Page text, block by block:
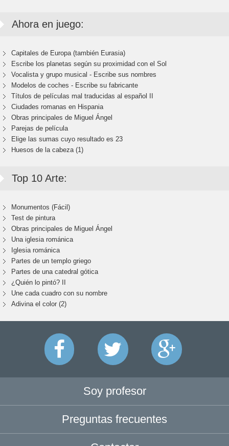
Ahora en juego:
Capitales de Europa (también Eurasia)
Escribe los planetas según su proximidad con el Sol
Vocalista y grupo musical - Escribe sus nombres
Modelos de coches - Escribe su fabricante
Títulos de películas mal traducidas al español II
Ciudades romanas en Hispania
Obras principales de Miguel Ángel
Parejas de película
Elige las sumas cuyo resultado es 23
Huesos de la cabeza (1)
Top 10 Arte:
Monumentos (Fácil)
Test de pintura
Obras principales de Miguel Ángel
Una iglesia románica
Iglesia románica
Partes de un templo griego
Partes de una catedral gótica
¿Quién lo pintó? II
Une cada cuadro con su nombre
Adivina el color (2)
Soy profesor
Preguntas frecuentes